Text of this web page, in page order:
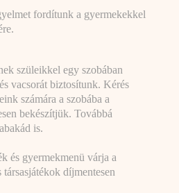
fordítunk a gyermekekkel
szüleikkel egy szobában
vacsorát biztosítunk. Kérés
számára a szobába a
bekészítjük. Továbbá
is.
és gyermekmenü várja a
díjmentesen